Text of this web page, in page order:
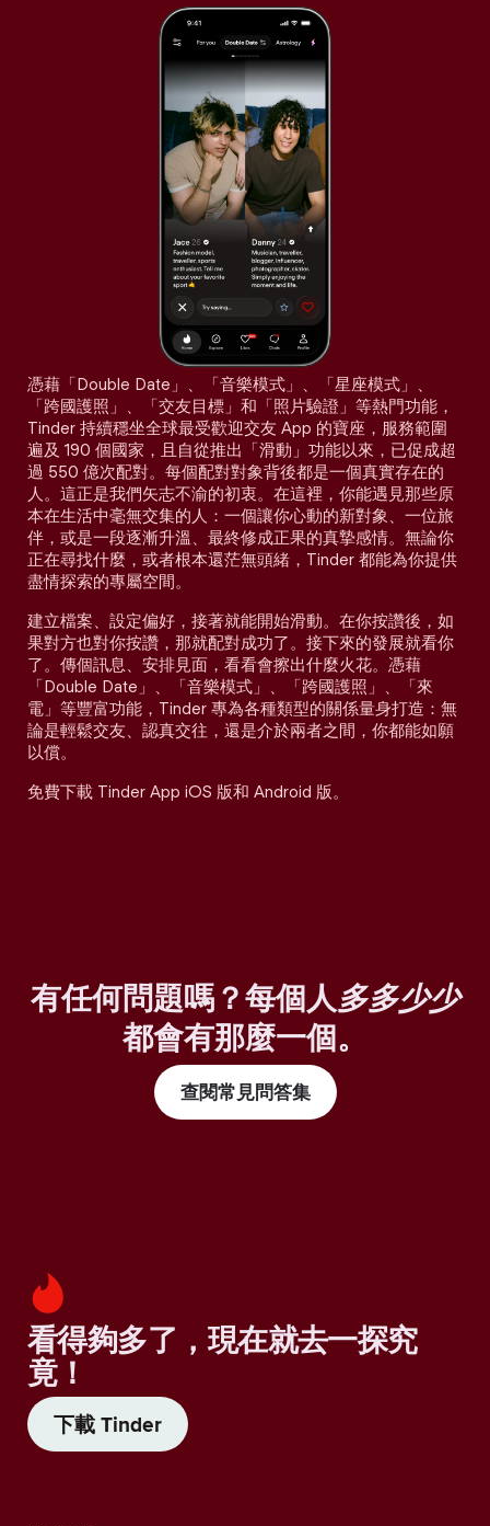
憑藉「Double Date」、「音樂模式」、「星座模式」、
「跨國護照」、「交友目標」和「照片驗證」等熱門功能，
Tinder 持續穩坐全球最受歡迎交友 App 的寶座，服務範圍
遍及 190 個國家，且自從推出「滑動」功能以來，已促成超
過 550 億次配對。每個配對對象背後都是一個真實存在的
人。這正是我們矢志不渝的初衷。在這裡，你能遇見那些原
本在生活中毫無交集的人：一個讓你心動的新對象、一位旅
伴，或是一段逐漸升溫、最終修成正果的真摯感情。無論你
正在尋找什麼，或者根本還茫無頭緒，Tinder 都能為你提供
盡情探索的專屬空間。
建立檔案、設定偏好，接著就能開始滑動。在你按讚後，如
果對方也對你按讚，那就配對成功了。接下來的發展就看你
了。傳個訊息、安排見面，看看會擦出什麼火花。憑藉
「Double Date」、「音樂模式」、「跨國護照」、「來
電」等豐富功能，Tinder 專為各種類型的關係量身打造：無
論是輕鬆交友、認真交往，還是介於兩者之間，你都能如願
以償。
免費下載 Tinder App iOS 版和 Android 版。
有任何問題嗎？每個人多多少少
都會有那麼一個。
查閱常見問答集
看得夠多了，現在就去一探究
竟！
下載 Tinder